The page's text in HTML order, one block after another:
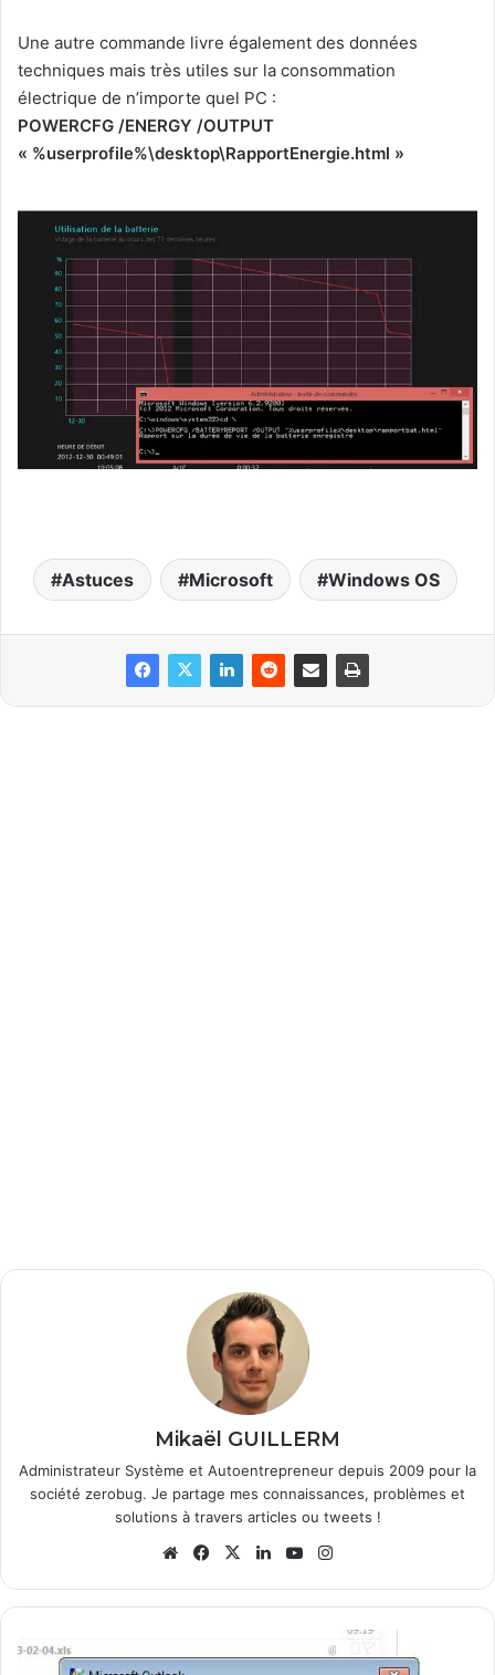
Une autre commande livre également des données
techniques mais très utiles sur la consommation
électrique de n’importe quel PC :
POWERCFG /ENERGY /OUTPUT
« %userprofile%\desktop\RapportEnergie.html »
Astuces Microsoft Windows OS
Mikaël GUILLERM
Administrateur Système et Autoentrepreneur depuis 2009 pour la
société zerobug. Je partage mes connaissances, problèmes et
solutions à travers articles ou tweets !
We
te
Fa
bo
X
Lin
din
Yo
ub
ra
m